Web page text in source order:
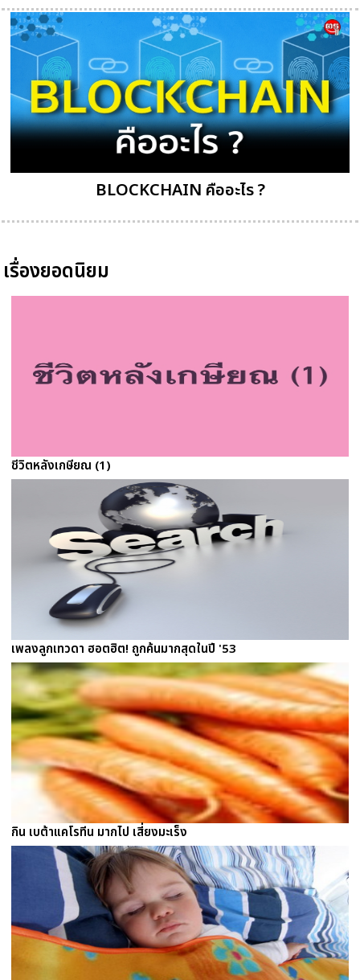
BLOCKCHAIN คืออะไร ?
เรื่องยอดนิยม
ชีวิตหลังเกษียณ (1)
เพลงลูกเทวดา ฮอตฮิต! ถูกค้นมากสุดในปี '53
กิน เบต้าแคโรทีน มากไป เสี่ยงมะเร็ง